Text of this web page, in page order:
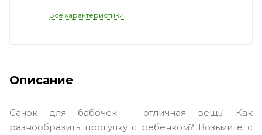
Все характеристики
Описание
Сачок для бабочек - отличная вещь! Как
разнообразить прогулку с ребенком? Возьмите с